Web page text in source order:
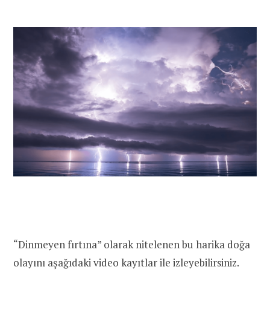
“Dinmeyen fırtına” olarak nitelenen bu harika doğa
olayını aşağıdaki video kayıtlar ile izleyebilirsiniz.